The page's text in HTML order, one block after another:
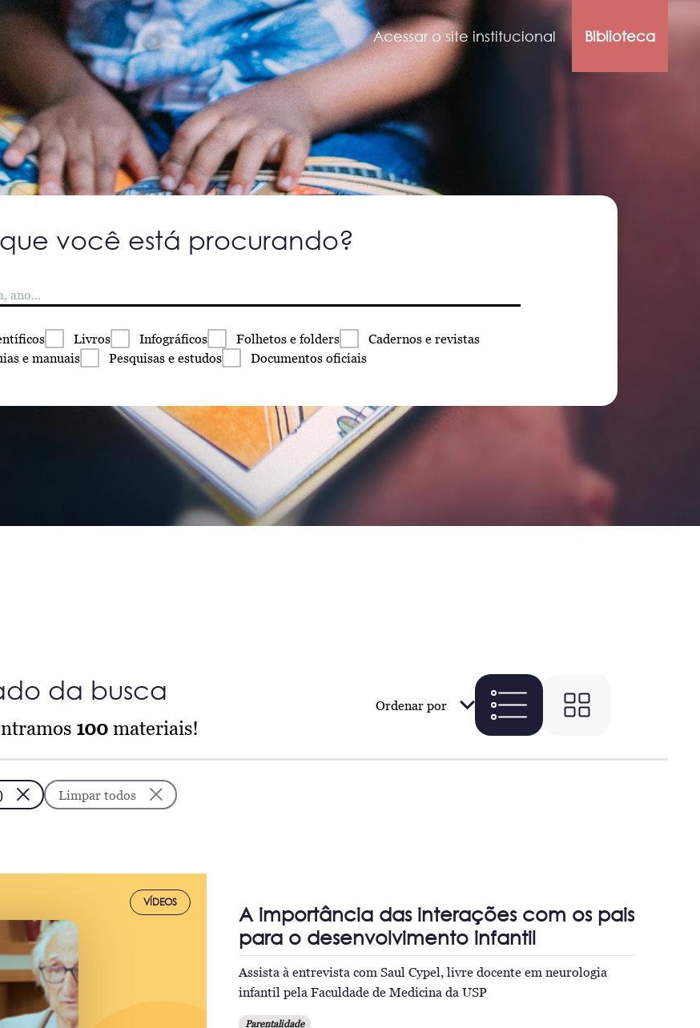
Acessar o site institucional Biblioteca
você está procurando?
Livros Infográficos Folhetos e folders Cadernos e revistas
e manuais Pesquisas e estudos Documentos oficiais
da busca
100materiais!
Ordenar por
Limpar todos
VÍDEOS
A importância das interações com os pais
para o desenvolvimento infantil
Assista à entrevista com Saul Cypel, livre docente em neurologia
infantil pela Faculdade de Medicina da USP
Parentalidade